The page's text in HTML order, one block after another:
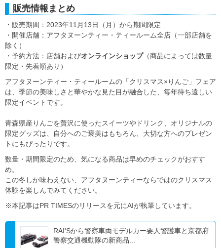
販売情報まとめ
・販売期間：2023年11月13日（月）から期間限定
・開催店舗：アフタヌーンティー・ティールーム全店（一部店舗を
除く）
・予約方法：店舗およびオンラインショップ（商品によっては数量
限定・先着順あり）
アフタヌーンティー・ティールームの「クリスマス×りんご」フェア
は、季節の美味しさと華やかな見た目が融合した、毎年待ち遠しい
限定イベントです。
青森県産りんごを贅沢に使ったスイーツやドリンク、オリジナルの
限定グッズは、自分へのご褒美はもちろん、大切な方へのプレゼン
トにもぴったりです。
数量・期間限定のため、気になる商品は早めのチェックがおすす
め。
この冬しか味わえない、アフタヌーンティーならではのクリスマス
体験を楽しんでみてください。
※本記事はPR TIMESのリリースを元にAIが執筆しています。
RAI'Sから警察車両モデルカー要人警護車と京都府
警察交通機動隊の新商品...